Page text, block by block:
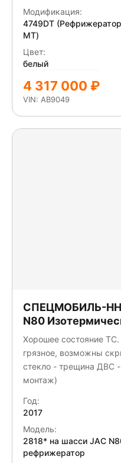
разукомплектовано -
ведомость от
Модификация:
4749DT
МТ)
Цвет:
белый
4 317 000 ₽
VIN: AB9049
СПЕЦМОБИЛЬ-НН
N80
Хорошее состояние
грязное, возможны
стекло - трещина ДВС -
монтаж)
Год:
2017
Модель:
2818* на шасси JAC
рефрижератор